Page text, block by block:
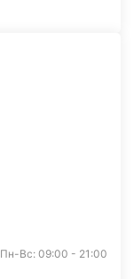
Пн-Вс: 09:00 - 21:00